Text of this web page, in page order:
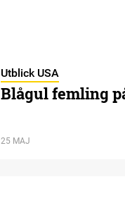
Utblick USA
Blågul femling
25 MAJ